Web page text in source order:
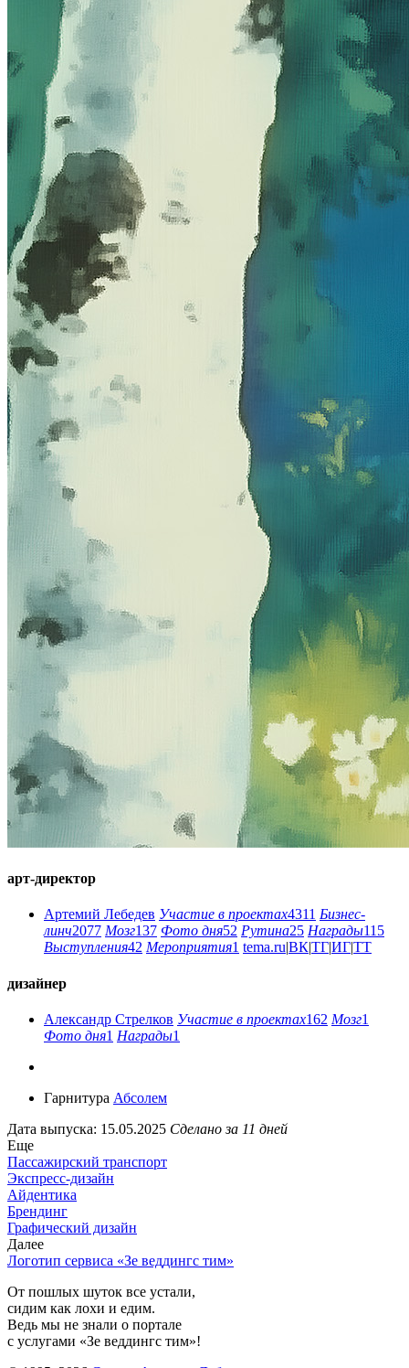
арт-директор
Артемий Лебедев Участие в проектах4311 Бизнес-
линч2077 Мозг137 Фото дня52 Рутина25 Награды115
Выступления42 Мероприятия1 tema.ru|ВК|ТГ|ИГ|ТТ
дизайнер
Александр Стрелков Участие в проектах162 Мозг1
Фото дня1 Награды1
Гарнитура Абсолем
Дата выпуска: 15.05.2025 Сделано за 11 дней
Еще
Пассажирский транспорт
Экспресс-дизайн
Айдентика
Брендинг
Графический дизайн
Далее
Логотип сервиса «Зе веддингс тим»
От пошлых шуток все устали,
сидим как лохи и едим.
Ведь мы не знали о портале
с услугами «Зе веддингс тим»!